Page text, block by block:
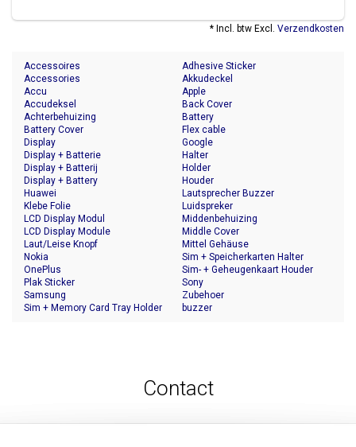
* Incl. btw Excl. Verzendkosten
Accessoires
Accessories
Accu
Accudeksel
Achterbehuizing
Adhesive Sticker
Akkudeckel
Apple
Back Cover
Battery
Battery Cover
Display
Display + Batterie
Display + Batterij
Display + Battery
Flex cable
Google
Halter
Holder
Houder
Huawei
Klebe Folie
LCD Display Modul
LCD Display Module
Laut/Leise Knopf
Lautsprecher Buzzer
Luidspreker
Middenbehuizing
Middle Cover
Mittel Gehäuse
Nokia
OnePlus
Plak Sticker
Samsung
Sim + Memory Card Tray Holder
Sim + Speicherkarten Halter
Sim- + Geheugenkaart Houder
Sony
Zubehoer
buzzer
Contact